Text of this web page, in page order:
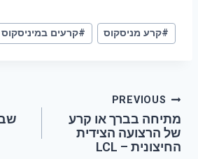
#קרע מניסקוס #קרעים במיניסקוס
PREVIOUS
מתיחה בברך או קרע
של הרצועה הצידית
החיצונית – LCL